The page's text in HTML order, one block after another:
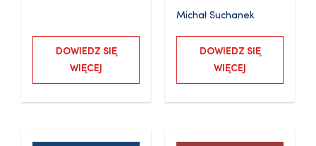
DOWIEDZ SIĘ
WIĘCEJ
Michał Suchanek
DOWIEDZ SIĘ
WIĘCEJ